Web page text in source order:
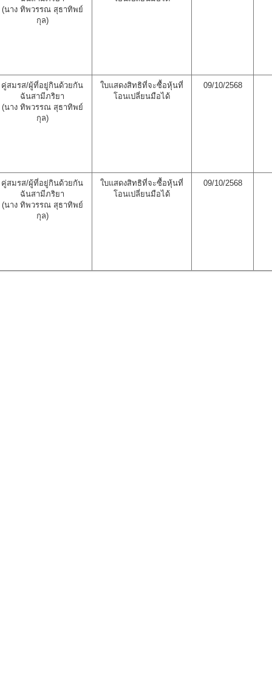
(นาง ทิพวรรณ สุธาทิพย์
กุล)
คู่สมรส/ผู้ที่อยู่กินด้วยกัน
ฉันสามีภริยา
(นาง ทิพวรรณ สุธาทิพย์
กุล)
ใบแสดงสิทธิที่จะซื้อหุ้นที่
โอนเปลี่ยนมือได้
09/10/2568
คู่สมรส/ผู้ที่อยู่กินด้วยกัน
ฉันสามีภริยา
(นาง ทิพวรรณ สุธาทิพย์
กุล)
ใบแสดงสิทธิที่จะซื้อหุ้นที่
โอนเปลี่ยนมือได้
09/10/2568